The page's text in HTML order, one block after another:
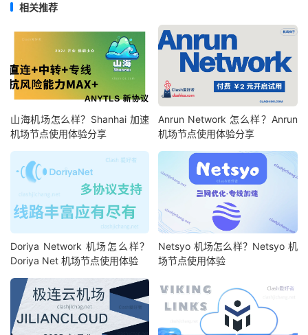
相关推荐
山海机场怎么样？Shanhai 加速
机场节点使用体验分享
Anrun Network 怎么样？Anrun
机场节点使用体验分享
Doriya Network 机场怎么样？
Doriya Net 机场节点使用体验
Netsyo 机场怎么样？Netsyo 机
场节点使用体验